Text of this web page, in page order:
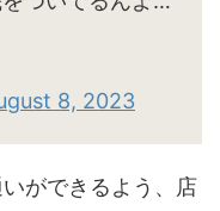
8, 2023
ができるよう、店